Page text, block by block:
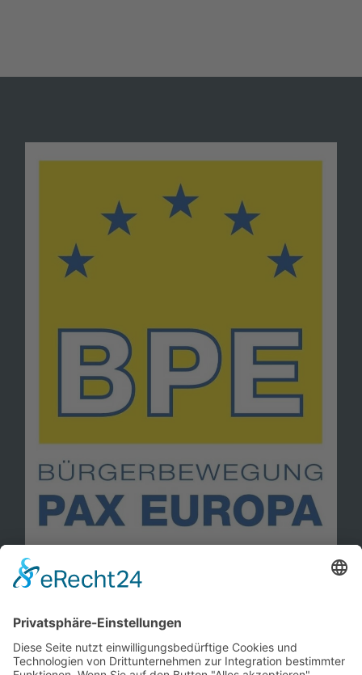
Kontakt
Mitglied werden!